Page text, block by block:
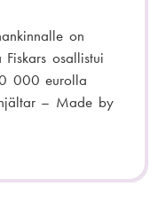
on
osallistui
000 eurolla
– Made by